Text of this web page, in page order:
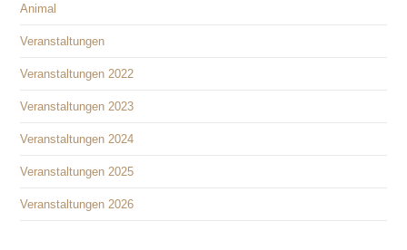
Animal
Veranstaltungen
Veranstaltungen 2022
Veranstaltungen 2023
Veranstaltungen 2024
Veranstaltungen 2025
Veranstaltungen 2026